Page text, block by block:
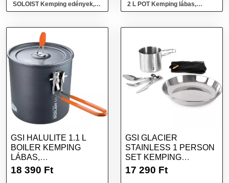
SOLOIST Kemping edények,
sötétszürke, méret
2 L POT Kemping lábas,
sötétszürke, méret
GSI HALULITE 1.1 L
BOILER KEMPING
LÁBAS,
SÖTÉTSZÜRKE,
18 390 Ft
GSI GLACIER
STAINLESS 1 PERSON
SET KEMPING
EDÉNYEK, EZÜST,
17 290 Ft